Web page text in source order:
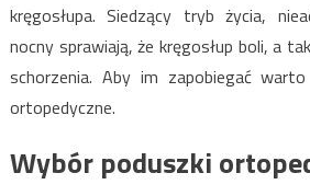
kręgosłupa. Siedzący tryb życia,
nocny sprawiają, że kręgosłup boli, a
schorzenia. Aby im zapobiegać
ortopedyczne.
Wybór poduszki